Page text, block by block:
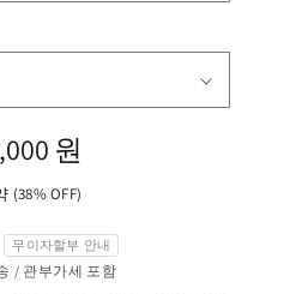
원
(38% OFF)
무이자할부 안내
/ 관부가세 포함